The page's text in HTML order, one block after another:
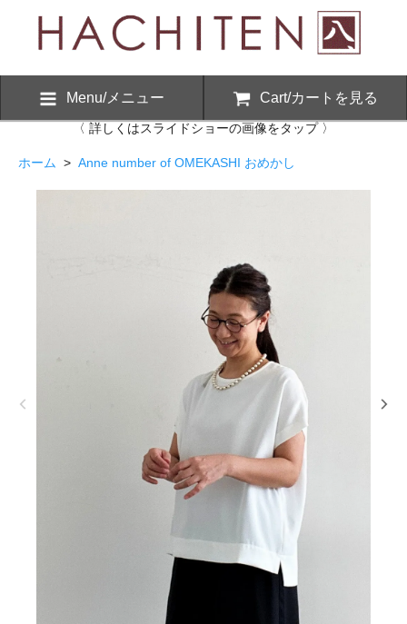
Menu/メニュー Cart/カートを見る
〈 詳しくはスライドショーの画像をタップ 〉
ホーム > Anne number of OMEKASHI おめかし